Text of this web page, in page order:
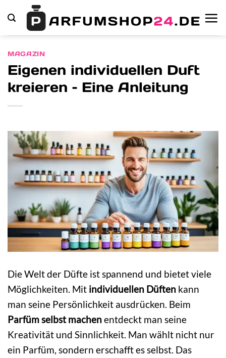
Inhalt
springen
MAGAZIN
Eigenen individuellen Duft
kreieren – Eine Anleitung
Die Welt der Düfte ist spannend und bietet viele
Möglichkeiten. Mit individuellen Düften kann
man seine Persönlichkeit ausdrücken. Beim
Parfüm selbst machenentdeckt man seine
Kreativität und Sinnlichkeit. Man wählt nicht nur
ein Parfüm, sondern erschafft es selbst. Das